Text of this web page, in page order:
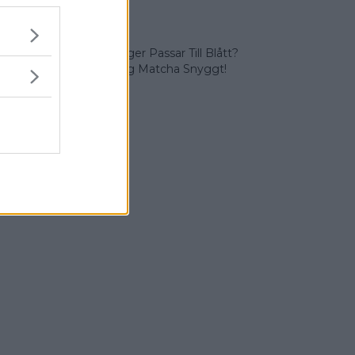
Vilka Färger Passar Till Blått?
Vi Lär Dig Matcha Snyggt!